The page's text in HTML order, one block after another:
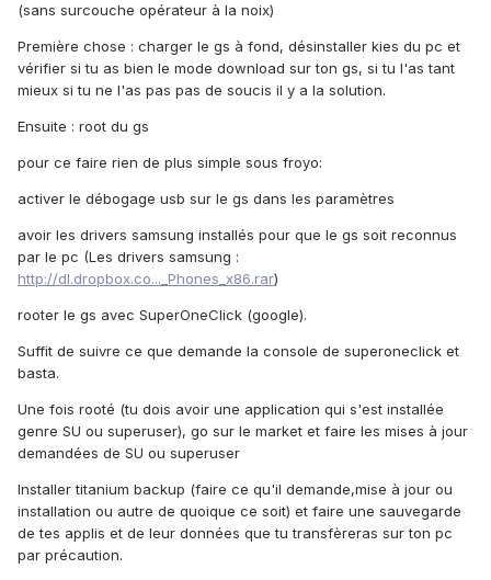
(sans surcouche opérateur à la noix)
Première chose : charger le gs à fond, désinstaller kies du pc et
vérifier si tu as bien le mode download sur ton gs, si tu l'as tant
mieux si tu ne l'as pas pas de soucis il y a la solution.
Ensuite : root du gs
pour ce faire rien de plus simple sous froyo:
activer le débogage usb sur le gs dans les paramètres
avoir les drivers samsung installés pour que le gs soit reconnus
par le pc (Les drivers samsung :
http://dl.dropbox.co..._Phones_x86.rar)
rooter le gs avec SuperOneClick (google).
Suffit de suivre ce que demande la console de superoneclick et
basta.
Une fois rooté (tu dois avoir une application qui s'est installée
genre SU ou superuser), go sur le market et faire les mises à jour
demandées de SU ou superuser
Installer titanium backup (faire ce qu'il demande,mise à jour ou
installation ou autre de quoique ce soit) et faire une sauvegarde
de tes applis et de leur données que tu transfèreras sur ton pc
par précaution.